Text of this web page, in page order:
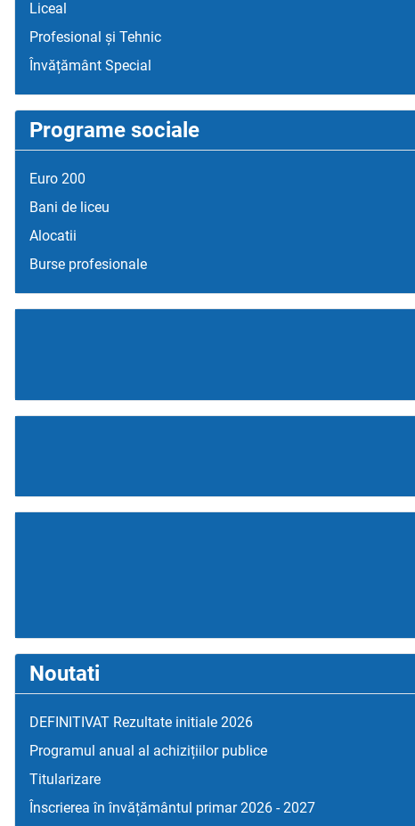
Liceal
Profesional și Tehnic
Învățământ Special
Programe sociale
Euro 200
Bani de liceu
Alocatii
Burse profesionale
Noutati
DEFINITIVAT Rezultate initiale 2026
Programul anual al achizițiilor publice
Titularizare
Înscrierea în învățământul primar 2026 - 2027